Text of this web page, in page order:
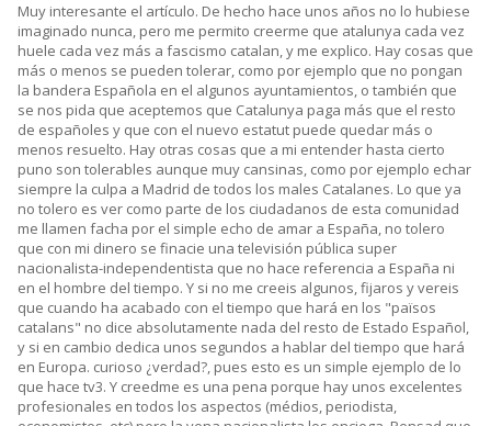
Muy interesante el artículo. De hecho hace unos años no lo hubiese
imaginado nunca, pero me permito creerme que atalunya cada vez
huele cada vez más a fascismo catalan, y me explico. Hay cosas que
más o menos se pueden tolerar, como por ejemplo que no pongan
la bandera Española en el algunos ayuntamientos, o también que
se nos pida que aceptemos que Catalunya paga más que el resto
de españoles y que con el nuevo estatut puede quedar más o
menos resuelto. Hay otras cosas que a mi entender hasta cierto
puno son tolerables aunque muy cansinas, como por ejemplo echar
siempre la culpa a Madrid de todos los males Catalanes. Lo que ya
no tolero es ver como parte de los ciudadanos de esta comunidad
me llamen facha por el simple echo de amar a España, no tolero
que con mi dinero se finacie una televisión pública super
nacionalista-independentista que no hace referencia a España ni
en el hombre del tiempo. Y si no me creeis algunos, fijaros y vereis
que cuando ha acabado con el tiempo que hará en los "països
catalans" no dice absolutamente nada del resto de Estado Español,
y si en cambio dedica unos segundos a hablar del tiempo que hará
en Europa. curioso ¿verdad?, pues esto es un simple ejemplo de lo
que hace tv3. Y creedme es una pena porque hay unos excelentes
profesionales en todos los aspectos (médios, periodista,